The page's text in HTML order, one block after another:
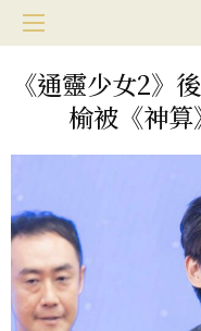
《通靈少女2》
榆被《神